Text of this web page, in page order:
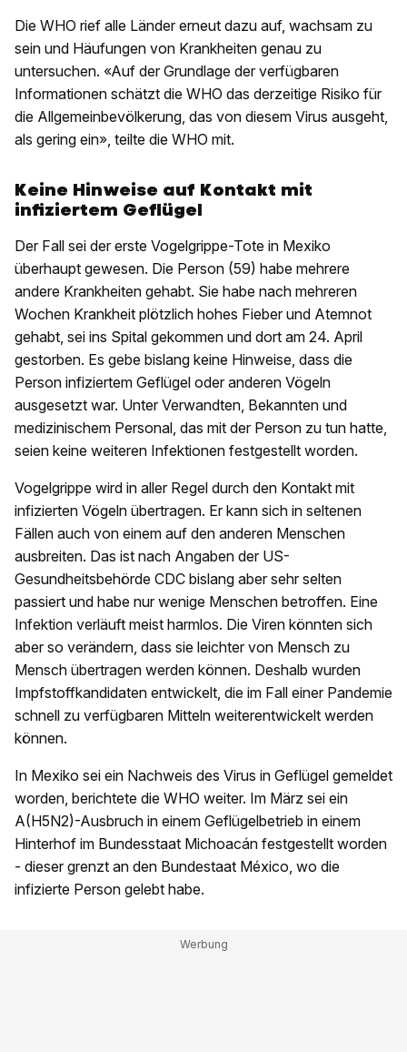
Die WHO rief alle Länder erneut dazu auf, wachsam zu
sein und Häufungen von Krankheiten genau zu
untersuchen. «Auf der Grundlage der verfügbaren
Informationen schätzt die WHO das derzeitige Risiko für
die Allgemeinbevölkerung, das von diesem Virus ausgeht,
als gering ein», teilte die WHO mit.
Keine Hinweise auf Kontakt mit
infiziertem Geflügel
Der Fall sei der erste Vogelgrippe-Tote in Mexiko
überhaupt gewesen. Die Person (59) habe mehrere
andere Krankheiten gehabt. Sie habe nach mehreren
Wochen Krankheit plötzlich hohes Fieber und Atemnot
gehabt, sei ins Spital gekommen und dort am 24. April
gestorben. Es gebe bislang keine Hinweise, dass die
Person infiziertem Geflügel oder anderen Vögeln
ausgesetzt war. Unter Verwandten, Bekannten und
medizinischem Personal, das mit der Person zu tun hatte,
seien keine weiteren Infektionen festgestellt worden.
Vogelgrippe wird in aller Regel durch den Kontakt mit
infizierten Vögeln übertragen. Er kann sich in seltenen
Fällen auch von einem auf den anderen Menschen
ausbreiten. Das ist nach Angaben der US-
Gesundheitsbehörde CDC bislang aber sehr selten
passiert und habe nur wenige Menschen betroffen. Eine
Infektion verläuft meist harmlos. Die Viren könnten sich
aber so verändern, dass sie leichter von Mensch zu
Mensch übertragen werden können. Deshalb wurden
Impfstoffkandidaten entwickelt, die im Fall einer Pandemie
schnell zu verfügbaren Mitteln weiterentwickelt werden
können.
In Mexiko sei ein Nachweis des Virus in Geflügel gemeldet
worden, berichtete die WHO weiter. Im März sei ein
A(H5N2)-Ausbruch in einem Geflügelbetrieb in einem
Hinterhof im Bundesstaat Michoacán festgestellt worden
- dieser grenzt an den Bundestaat México, wo die
infizierte Person gelebt habe.